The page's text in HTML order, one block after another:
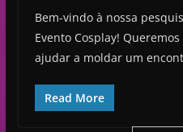
Bem-vindo à nossa
Evento Cosplay!
ajudar a moldar um
Read More